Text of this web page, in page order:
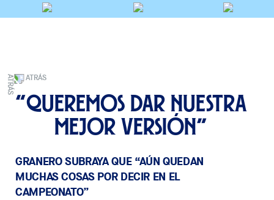
ATRÁS
“Queremos dar nuestra
mejor versión”
GRANERO SUBRAYA QUE “AÚN QUEDAN
MUCHAS COSAS POR DECIR EN EL
CAMPEONATO”